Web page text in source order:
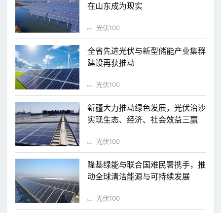
在山东成为现实
光伏100
全省先进光伏与新型储能产业集群
建设再获推动
光伏100
新疆大力推动绿色发展，光伏治沙
实现生态、经济、社会效益三赢
光伏100
隆基绿能与联合国难民署携手，推
动全球清洁能源与可持续发展
光伏100